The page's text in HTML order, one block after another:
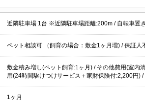
近隣駐車場 1台 ※近隣駐車場距離:200m / 自転車置
ペット相談可 （飼育の場合：敷金1ヶ月増) /保証人
敷金積み増し(ペット飼育:1ヶ月) / その他費用(室内
用(24時間駆けつけサービス＋家財保険付:2,200円)
1ヶ月